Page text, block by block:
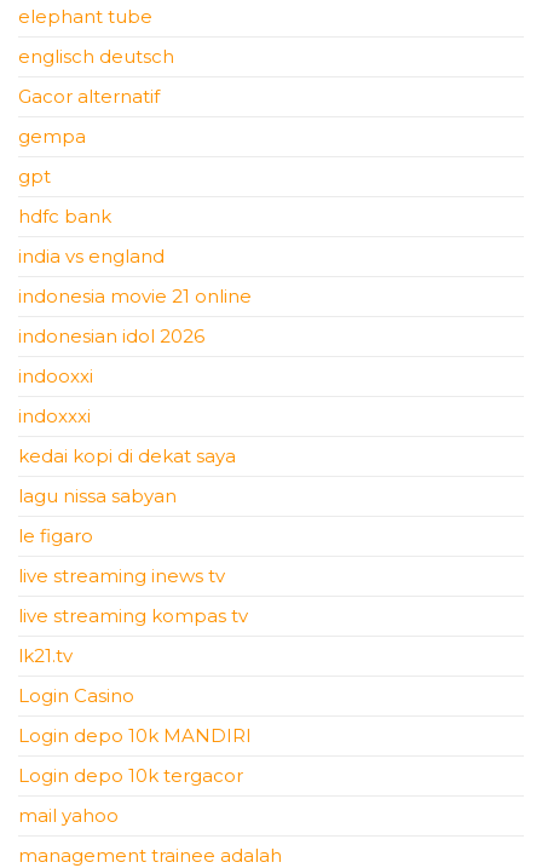
elephant tube
englisch deutsch
Gacor alternatif
gempa
gpt
hdfc bank
india vs england
indonesia movie 21 online
indonesian idol 2026
indooxxi
indoxxxi
kedai kopi di dekat saya
lagu nissa sabyan
le figaro
live streaming inews tv
live streaming kompas tv
lk21.tv
Login Casino
Login depo 10k MANDIRI
Login depo 10k tergacor
mail yahoo
management trainee adalah